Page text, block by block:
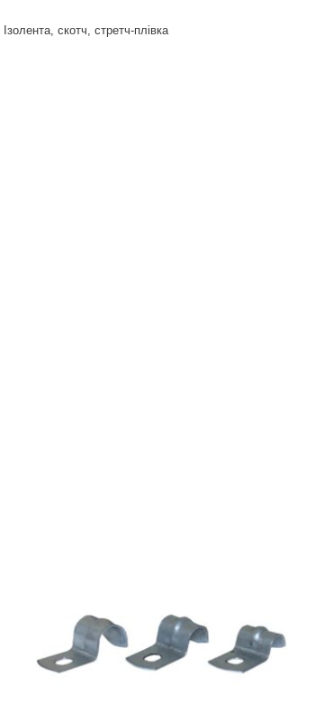
Ізолента, скотч, стретч-плівка